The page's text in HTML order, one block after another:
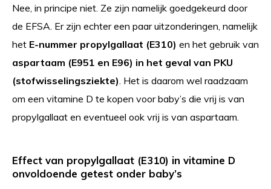
Nee, in principe niet. Ze zijn namelijk goedgekeurd door
de EFSA. Er zijn echter een paar uitzonderingen, namelijk
het E-nummer propylgallaat (E310) en het gebruik van
aspartaam (E951 en E96) in het geval van PKU
(stofwisselingsziekte). Het is daarom wel raadzaam
om een vitamine D te kopen voor baby’s die vrij is van
propylgallaat en eventueel ook vrij is van aspartaam.
Effect van propylgallaat (E310) in vitamine D
onvoldoende getest onder baby’s